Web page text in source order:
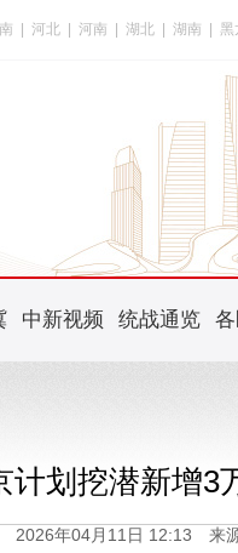
河北 河南 湖北 湖南 黑
中新视频 统战通览
计划挖潜新增3
2026年04月11日 12:13 来